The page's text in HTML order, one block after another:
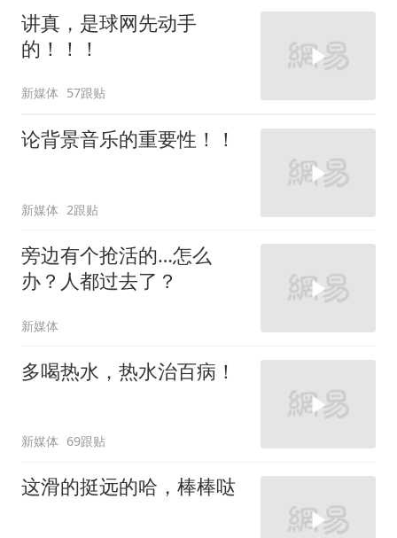
讲真，是球网先动手
的！！！
新媒体 57跟贴
论背景音乐的重要性！！
新媒体 2跟贴
旁边有个抢活的…怎么
办？人都过去了？
新媒体
多喝热水，热水治百病！
新媒体 69跟贴
这滑的挺远的哈，棒棒哒